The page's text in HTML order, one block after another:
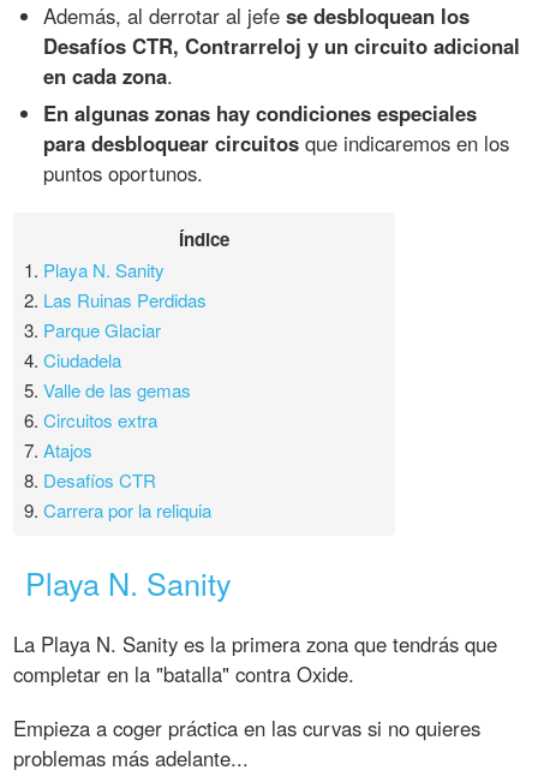
Además, al derrotar al jefese desbloquean los
Desafíos CTR, Contrarreloj y un circuito adicional
en cada zona.
En algunas zonas hay condiciones especiales
para desbloquear circuitos que indicaremos en los
puntos oportunos.
Índice
1. Playa N. Sanity
2. Las Ruinas Perdidas
3. Parque Glaciar
4.Ciudadela
5.Valle de las gemas
6.Circuitos extra
7.Atajos
8. Desafíos CTR
9.Carrera por la reliquia
Playa N. Sanity
La Playa N. Sanity es la primera zona que tendrás que
completar en la "batalla" contra Oxide.
Empieza a coger práctica en las curvas si no quieres
problemas más adelante...